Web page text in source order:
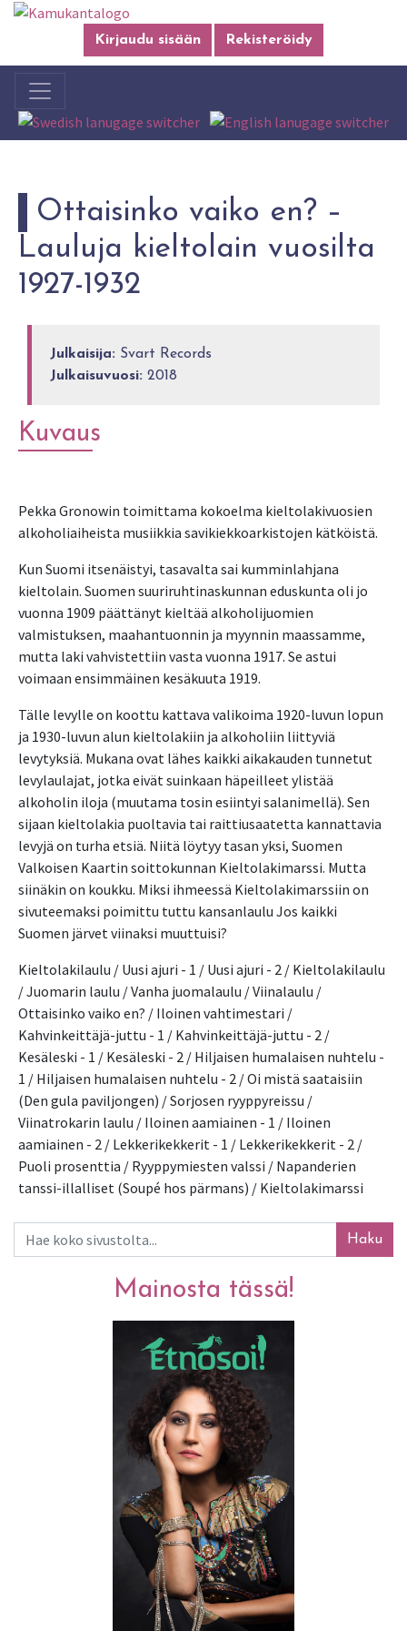
Kirjaudu sisään Rekisteröidy
Ottaisinko vaiko en? –
Lauluja kieltolain vuosilta
1927-1932
Julkaisija: Svart Records
Julkaisuvuosi: 2018
Kuvaus
Pekka Gronowin toimittama kokoelma kieltolakivuosien
alkoholiaiheista musiikkia savikiekkoarkistojen kätköistä.
Kun Suomi itsenäistyi, tasavalta sai kumminlahjana
kieltolain. Suomen suuriruhtinaskunnan eduskunta oli jo
vuonna 1909 päättänyt kieltää alkoholijuomien
valmistuksen, maahantuonnin ja myynnin maassamme,
mutta laki vahvistettiin vasta vuonna 1917. Se astui
voimaan ensimmäinen kesäkuuta 1919.
Tälle levylle on koottu kattava valikoima 1920-luvun lopun
ja 1930-luvun alun kieltolakiin ja alkoholiin liittyviä
levytyksiä. Mukana ovat lähes kaikki aikakauden tunnetut
levylaulajat, jotka eivät suinkaan häpeilleet ylistää
alkoholin iloja (muutama tosin esiintyi salanimellä). Sen
sijaan kieltolakia puoltavia tai raittiusaatetta kannattavia
levyjä on turha etsiä. Niitä löytyy tasan yksi, Suomen
Valkoisen Kaartin soittokunnan Kieltolakimarssi. Mutta
siinäkin on koukku. Miksi ihmeessä Kieltolakimarssiin on
sivuteemaksi poimittu tuttu kansanlaulu Jos kaikki
Suomen järvet viinaksi muuttuisi?
Kieltolakilaulu / Uusi ajuri - 1 / Uusi ajuri - 2 / Kieltolakilaulu
/ Juomarin laulu / Vanha juomalaulu / Viinalaulu /
Ottaisinko vaiko en? / Iloinen vahtimestari /
Kahvinkeittäjä-juttu - 1 / Kahvinkeittäjä-juttu - 2 /
Kesäleski - 1 / Kesäleski - 2 / Hiljaisen humalaisen nuhtelu -
1 / Hiljaisen humalaisen nuhtelu - 2 / Oi mistä saataisiin
(Den gula paviljongen) / Sorjosen ryyppyreissu /
Viinatrokarin laulu / Iloinen aamiainen - 1 / Iloinen
aamiainen - 2 / Lekkerikekkerit - 1 / Lekkerikekkerit - 2 /
Puoli prosenttia / Ryyppymiesten valssi / Napanderien
tanssi-illalliset (Soupé hos pärmans) / Kieltolakimarssi
Haku
Mainosta tässä!